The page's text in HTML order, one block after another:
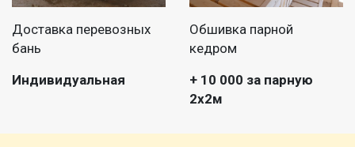
Доставка перевозных
бань
Индивидуальная
Обшивка парной
кедром
+ 10 000 за парную
2х2м